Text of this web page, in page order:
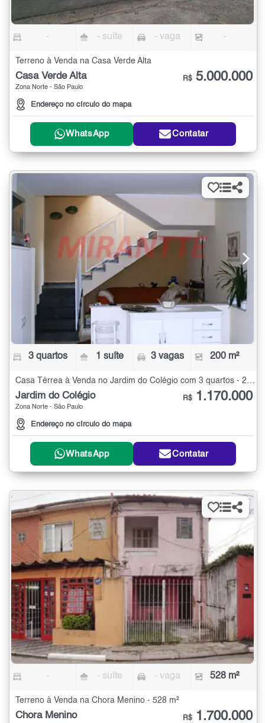
- - suíte - vaga -
Terreno à Venda na Casa Verde Alta
Casa Verde Alta
Zona Norte - São Paulo
Endereço no círculo do mapa
R$ 5.000.000
WhatsApp Contatar
3 quartos 1 suíte 3 vagas 200 m²
Jardim do Colégio
Zona Norte - São Paulo
Endereço no círculo do mapa
R$ 1.170.000
WhatsApp Contatar
- - suíte - vaga 528 m²
Terreno à Venda na Chora Menino - 528 m²
Chora Menino R$ 1.700.000